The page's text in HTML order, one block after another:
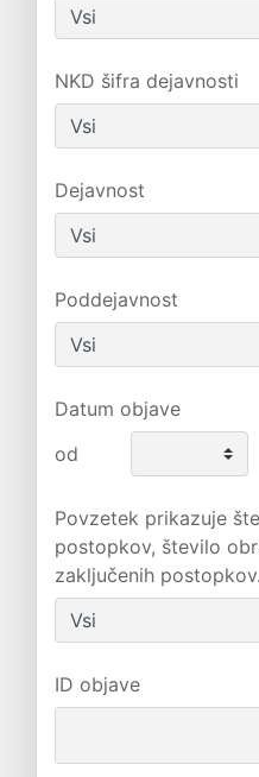
NKD šifra dejavnosti
Dejavnost
Poddejavnost
Datum objave
od
Povzetek prikazuje
postopkov, število
zaključenih postopkov.
ID objave